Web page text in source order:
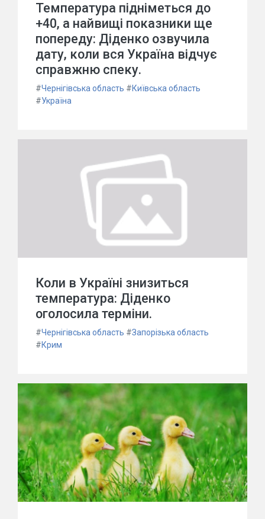
Температура підніметься до
+40, а найвищі показники ще
попереду: Діденко озвучила
дату, коли вся Україна відчує
справжню спеку.
#Чернігівська область #Київська область
#Україна
Коли в Україні знизиться
температура: Діденко
оголосила терміни.
#Чернігівська область #Запорізька область
#Крим